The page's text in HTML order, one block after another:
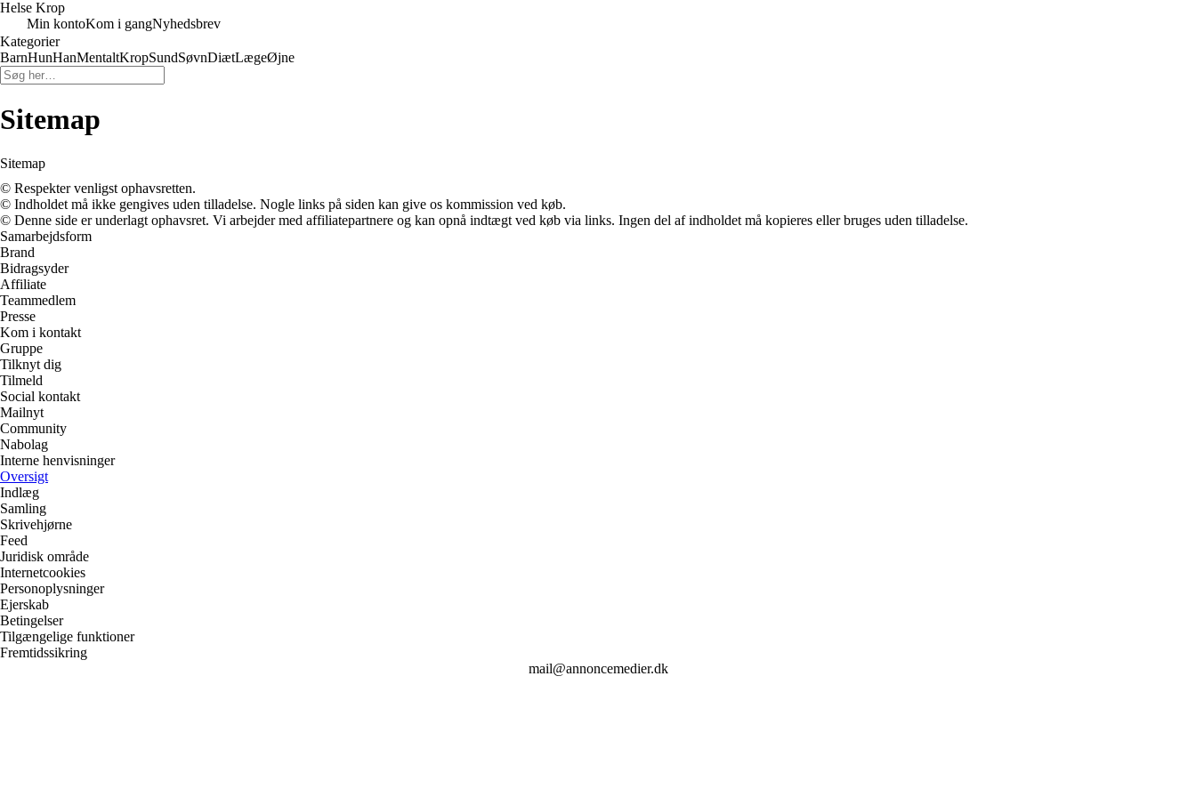
Helse Krop
Min kontoKom i gangNyhedsbrev
Kategorier
BarnHunHanMentaltKropSundSøvnDiætLægeØjne
Sitemap
Sitemap
© Respekter venligst ophavsretten.
© Indholdet må ikke gengives uden tilladelse. Nogle links på siden kan give os kommission ved køb.
© Denne side er underlagt ophavsret. Vi arbejder med affiliatepartnere og kan opnå indtægt ved køb via links. Ingen del af indholdet må kopieres eller bruges uden tilladelse.
Samarbejdsform
Brand
Bidragsyder
Affiliate
Teammedlem
Presse
Kom i kontakt
Gruppe
Tilknyt dig
Tilmeld
Social kontakt
Mailnyt
Community
Nabolag
Interne henvisninger
Oversigt
Indlæg
Samling
Skrivehjørne
Feed
Juridisk område
Internetcookies
Personoplysninger
Ejerskab
Betingelser
Tilgængelige funktioner
Fremtidssikring
mail@annoncemedier.dk